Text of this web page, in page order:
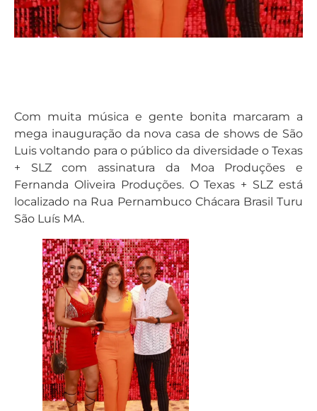
Com muita música e gente bonita marcaram a
mega inauguração da nova casa de shows de São
Luis voltando para o público da diversidade o Texas
+ SLZ com assinatura da Moa Produções e
Fernanda Oliveira Produções. O Texas + SLZ está
localizado na Rua Pernambuco Chácara Brasil Turu
São Luís MA.